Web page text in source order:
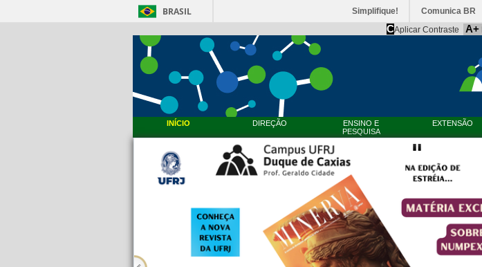
BRASIL Simplifique! Comunica BR
CAplicar Contraste A+
INÍCIO DIREÇÃO
ENSINO E
PESQUISA
EXTENSÃO